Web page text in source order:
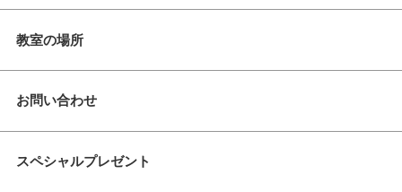
教室の場所
お問い合わせ
スペシャルプレゼント